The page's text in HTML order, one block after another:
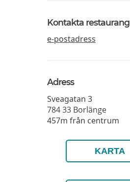
Kontakta restaurang
e-postadress
Adress
Sveagatan 3
784 33 Borlänge
457m från centrum
KARTA